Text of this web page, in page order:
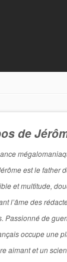
de
est le father
et multitude,
l’âme des
Passionné de
occupe une
aimant et un